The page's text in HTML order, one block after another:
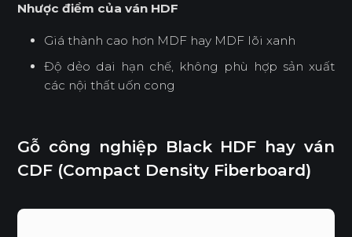
Nhược điểm của ván HDF
Giá thành cao hơn MDF hay MDF lõi xanh
Độ dẻo dai hạn chế, không phù hợp sản xuất
các nội thất uốn cong
Gỗ công nghiệp Black HDF hay ván
CDF (Compact Density Fiberboard)